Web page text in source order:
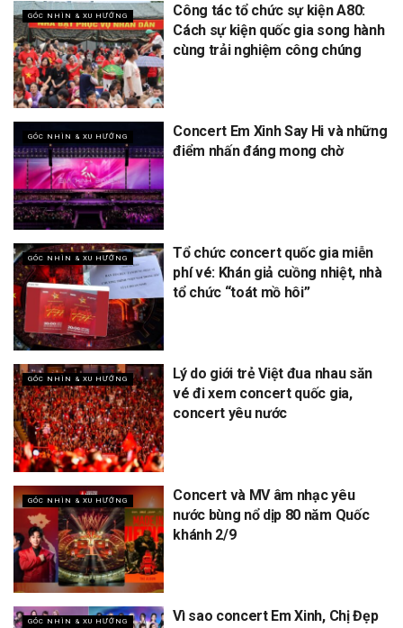
GÓC NHÌN & XU HƯỚNG
Công tác tổ chức sự kiện A80:
Cách sự kiện quốc gia song hành
cùng trải nghiệm công chúng
GÓC NHÌN & XU HƯỚNG
Concert Em Xinh Say Hi và những
điểm nhấn đáng mong chờ
GÓC NHÌN & XU HƯỚNG
Tổ chức concert quốc gia miễn
phí vé: Khán giả cuồng nhiệt, nhà
tổ chức “toát mồ hôi”
GÓC NHÌN & XU HƯỚNG
Lý do giới trẻ Việt đua nhau săn
vé đi xem concert quốc gia,
concert yêu nước
GÓC NHÌN & XU HƯỚNG
Concert và MV âm nhạc yêu
nước bùng nổ dịp 80 năm Quốc
khánh 2/9
GÓC NHÌN & XU HƯỚNG
Vì sao concert Em Xinh, Chị Đẹp